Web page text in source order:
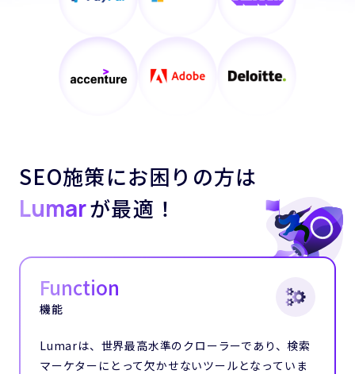
SEO施策にお困りの方は
Lumarが最適！
Function
機能
Lumarは、世界最高水準のクローラーであり、検索
マーケターにとって欠かせないツールとなっていま